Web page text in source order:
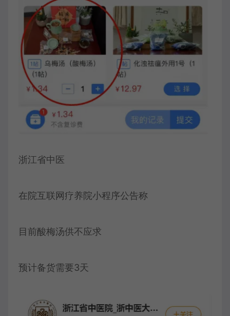
浙江省中医
在院互联网疗养院小程序公告称
目前酸梅汤供不应求
预计备货需要3天